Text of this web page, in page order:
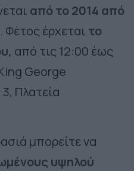
από το 2014 από
. Φέτος έρχεται το
από τις 12:00 έως
George
Πλατεία
μπορείτε να
υψηλού